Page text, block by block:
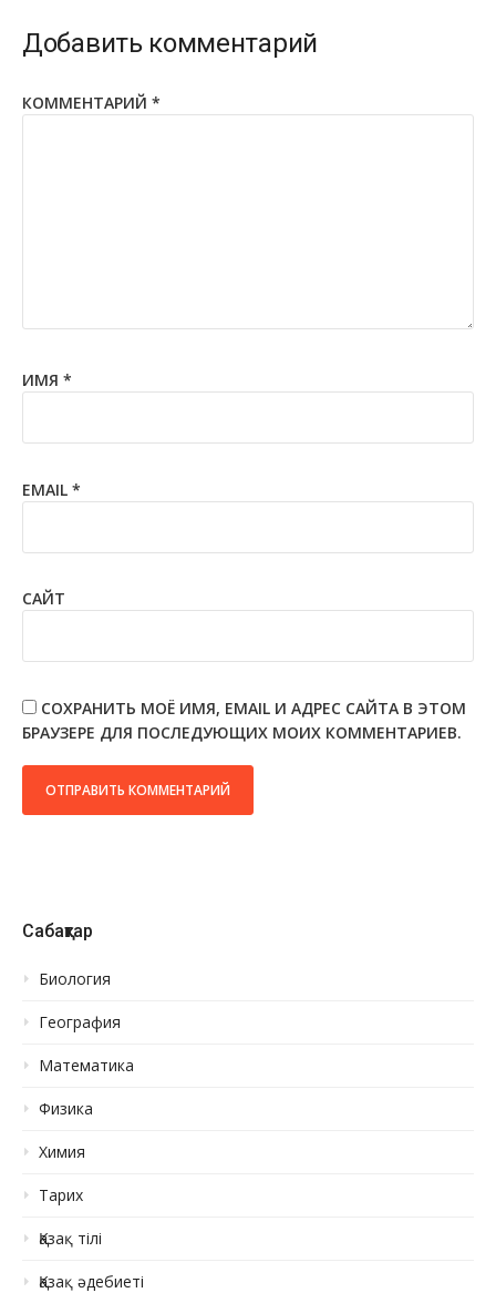
Добавить комментарий
КОММЕНТАРИЙ *
ИМЯ *
EMAIL *
САЙТ
СОХРАНИТЬ МОЁ ИМЯ, EMAIL И АДРЕС САЙТА В ЭТОМ
БРАУЗЕРЕ ДЛЯ ПОСЛЕДУЮЩИХ МОИХ КОММЕНТАРИЕВ.
Сабақтар
Биология
География
Математика
Физика
Химия
Тарих
Қазақ тілі
Қазақ әдебиеті